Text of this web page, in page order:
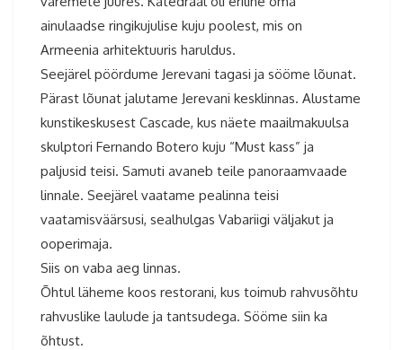
ainulaadse ringikujulise kuju poolest, mis on
Armeenia arhitektuuris haruldus.
Seejärel pöördume Jerevani tagasi ja sööme lõunat.
Pärast lõunat jalutame Jerevani kesklinnas. Alustame
kunstikeskusest Cascade, kus näete maailmakuulsa
skulptori Fernando Botero kuju “Must kass” ja
paljusid teisi. Samuti avaneb teile panoraamvaade
linnale. Seejärel vaatame pealinna teisi
vaatamisväärsusi, sealhulgas Vabariigi väljakut ja
ooperimaja.
Siis on vaba aeg linnas.
Õhtul läheme koos restorani, kus toimub rahvusõhtu
rahvuslike laulude ja tantsudega. Sööme siin ka
õhtust.